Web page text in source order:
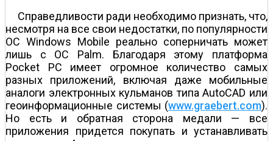
Справедливости ради необходимо признать, что,
несмотря на все свои недостатки, по популярности
ОС Windows Mobile реально соперничать может
лишь с ОС Palm. Благодаря этому платформа
Pocket PC имеет огромное количество самых
разных приложений, включая даже мобильные
аналоги электронных кульманов типа AutoCAD или
геоинформационные системы (www.graebert.com).
Но есть и обратная сторона медали — все
приложения придется покупать и устанавливать